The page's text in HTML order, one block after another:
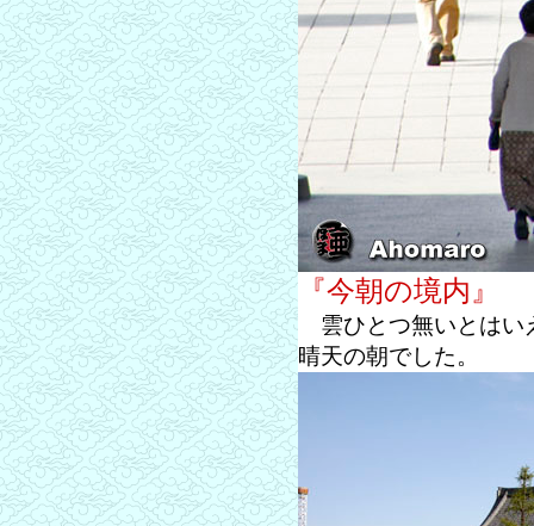
『今朝の境内』
雲ひとつ無いとはい
晴天の朝でした。